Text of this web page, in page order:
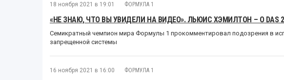
18 ноября 2021 в 19:01 ФОРМУЛА 1
«НЕ ЗНАЮ, ЧТО ВЫ УВИДЕЛИ НА ВИДЕО». ЛЬЮИС ХЭМИЛТОН – О DAS
Семикратный чемпион мира Формулы 1 прокомментировал подозрения в
запрещенной системы
16 ноября 2021 в 16:00 ФОРМУЛА 1